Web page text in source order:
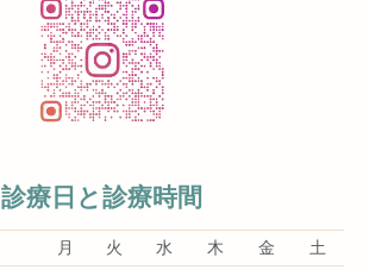
診療日と診療時間
月 火 水 木 金
土